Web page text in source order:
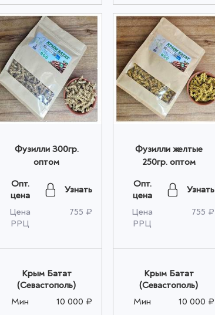
Фузилли 300гр.
оптом
Опт.
цена
Узнать
Цена
РРЦ
755 ₽
Крым Батат
(Севастополь)
Мин
10 000 ₽
Фузилли желтые
250гр. оптом
Опт.
цена
Узнать
Цена
РРЦ
755 ₽
Крым Батат
(Севастополь)
Мин
10 000 ₽